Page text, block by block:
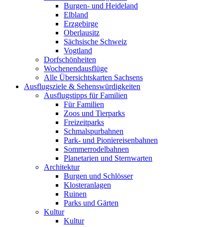
Burgen- und Heideland
Elbland
Erzgebirge
Oberlausitz
Sächsische Schweiz
Vogtland
Dorfschönheiten
Wochenendausflüge
Alle Übersichtskarten Sachsens
Ausflugsziele & Sehenswürdigkeiten
Ausflugstipps für Familien
Für Familien
Zoos und Tierparks
Freizeitparks
Schmalspurbahnen
Park- und Pioniereisenbahnen
Sommerrodelbahnen
Planetarien und Sternwarten
Architektur
Burgen und Schlösser
Klosteranlagen
Ruinen
Parks und Gärten
Kultur
Kultur